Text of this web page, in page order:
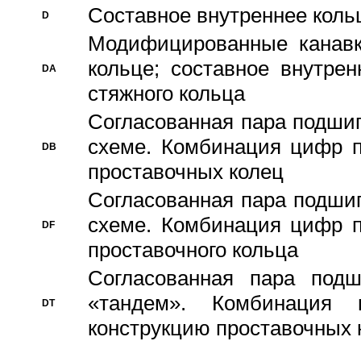
D Составное внутреннее
DA
Модифицированные
кольце; составное
стяжного кольца
DB
Согласованная пара
схеме. Комбинация цифр
проставочных колец
DF
Согласованная пара
схеме. Комбинация цифр
проставочного кольца
DT
Согласованная пара
«тандем».
конструкцию проставочных